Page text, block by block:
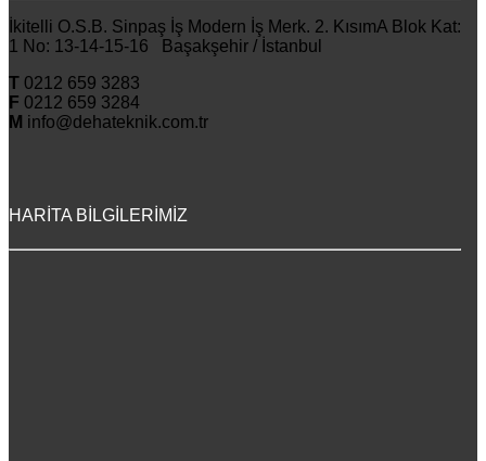
İkitelli O.S.B. Sinpaş İş Modern İş Merk. 2. KısımA Blok Kat:
1 No: 13-14-15-16 Başakşehir / İstanbul
T 0212 659 3283
F 0212 659 3284
M info@dehateknik.com.tr
HARİTA BİLGİLERİMİZ